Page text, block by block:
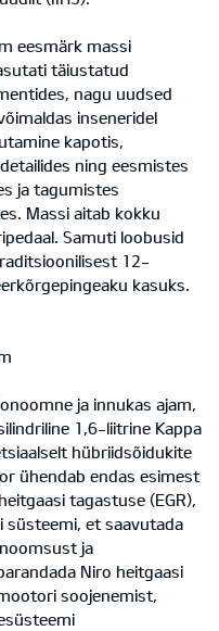
eesmärk massi
täiustatud
nagu uudsed
inseneridel
kapotis,
ning eesmistes
ja tagumistes
Massi aitab kokku
Samuti loobusid
12-
kasuks.
ja innukas ajam,
1,6-liitrine Kappa
hübriidsõidukite
ühendab endas esimest
tagastuse (EGR),
süsteemi, et saavutada
ja
Niro heitgaasi
soojenemist,